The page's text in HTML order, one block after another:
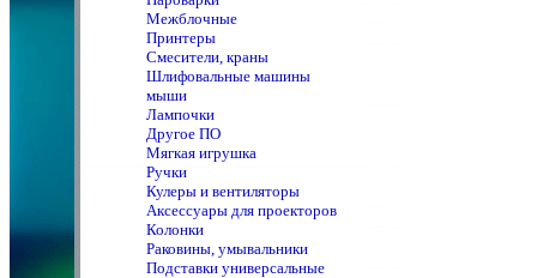
Межблочные
Принтеры
Смесители, краны
Шлифовальные машины
мыши
Лампочки
Другое ПО
Мягкая игрушка
Ручки
Кулеры и вентиляторы
Аксессуары для проекторов
Колонки
Раковины, умывальники
Подставки универсальные